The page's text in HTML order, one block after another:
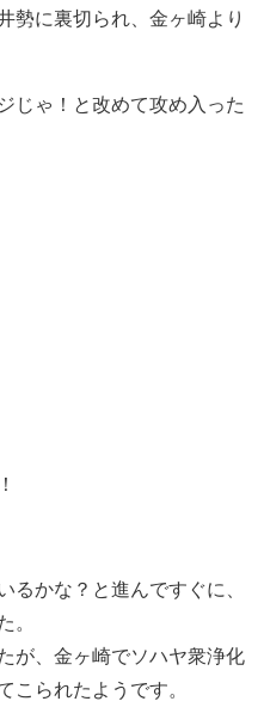
勢に裏切られ、金ヶ崎より
じゃ！と改めて攻め入った
るかな？と進んですぐに、
が、金ヶ崎でソハヤ衆浄化
られたようです。